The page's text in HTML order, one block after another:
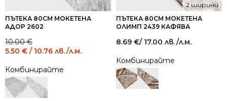
ПЪТЕКА 80СМ МОКЕТЕНА
АДОР 2602
10.00€
Original
price
10.00 €
/
19.56
лв..
5.50 € / 10.76 лв.
Current
price
5.50 €
/
10.76
лв..
/л.м.
Комбинирайте
ПЪТЕКА 80СМ МОКЕТЕНА
ОЛИМП 2439 КАФЯВА
2 ширини
8.69 €/ 17.00 лв./л.м.
Комбинирайте